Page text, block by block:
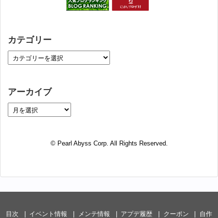
カテゴリー
アーカイブ
© Pearl Abyss Corp. All Rights Reserved.
目次 イベント情報 メンテ情報 アプデ履歴 クーポン 自作